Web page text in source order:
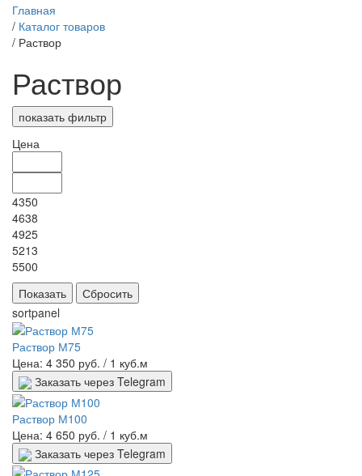
Главная
/ Каталог товаров
/ Раствор
Раствор
показать фильтр
Цена
4350
4638
4925
5213
5500
sortpanel
Раствор М75
Цена: 4 350 руб. / 1 куб.м
Заказать через Telegram
Раствор М100
Цена: 4 650 руб. / 1 куб.м
Заказать через Telegram